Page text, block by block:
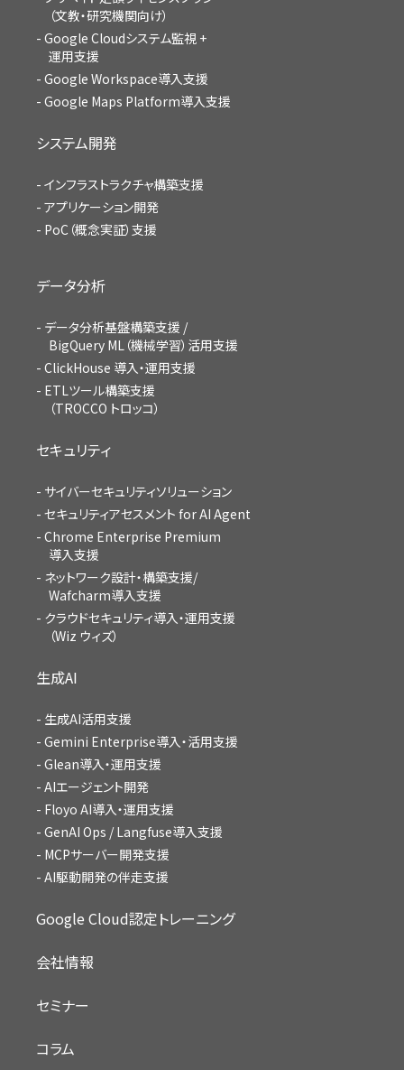
（文教・研究機関向け）
Google Cloudシステム監視 +
運用支援
Google Workspace導入支援
Google Maps Platform導入支援
システム開発
インフラストラクチャ構築支援
アプリケーション開発
PoC（概念実証）支援
データ分析
データ分析基盤構築支援 /
BigQuery ML（機械学習）活用支援
ClickHouse 導入・運用支援
ETLツール構築支援
（TROCCO トロッコ）
セキュリティ
サイバーセキュリティソリューション
セキュリティアセスメント for AI Agent
Chrome Enterprise Premium
導入支援
ネットワーク設計・構築支援/
Wafcharm導入支援
クラウドセキュリティ導入・運用支援
（Wiz ウィズ）
生成AI
生成AI活用支援
Gemini Enterprise導入・活用支援
Glean導入・運用支援
AIエージェント開発
Floyo AI導入・運用支援
GenAI Ops / Langfuse導入支援
MCPサーバー開発支援
AI駆動開発の伴走支援
Google Cloud認定トレーニング
会社情報
セミナー
コラム